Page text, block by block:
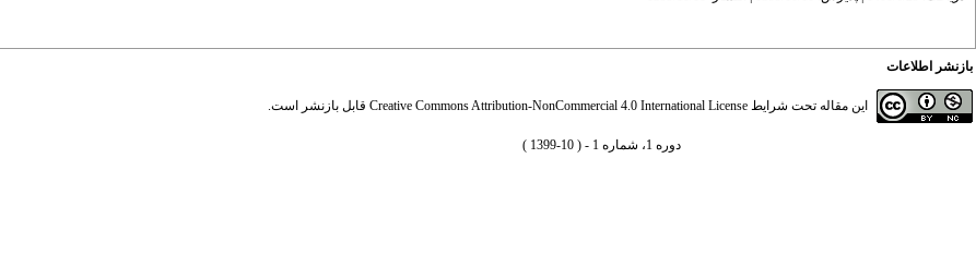
بازنشر اطلاعات
این مقاله تحت شرایط Creative Commons Attribution-NonCommercial 4.0 International License قابل بازنشر است.
دوره 1، شماره 1 - ( 10-1399 )